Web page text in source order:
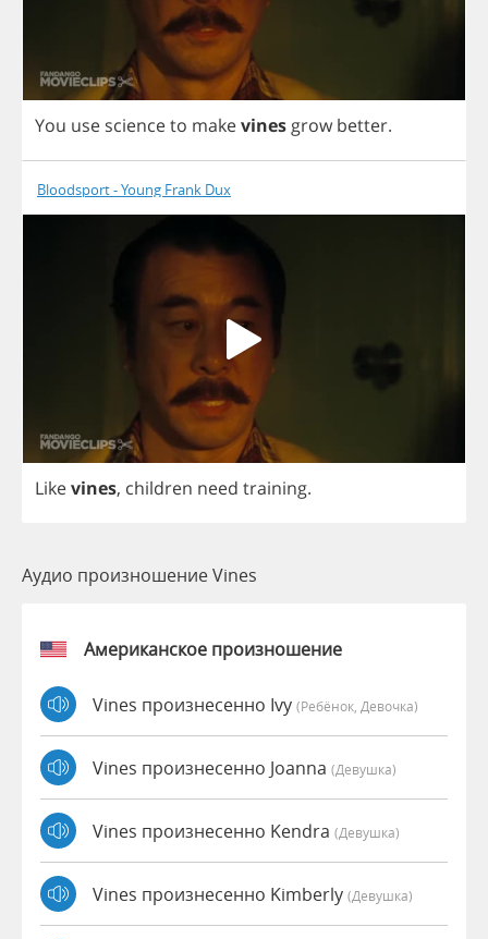
You use scienceto makevines grow better.
Bloodsport - Young Frank Dux
Likevines, children need training.
Аудио произношение Vines
Американское произношение
Vines произнесенно Ivy (Ребёнок, Девочка)
Vines произнесенно Joanna (девушка)
Vines произнесенно Kendra (девушка)
Vines произнесенно Kimberly (девушка)